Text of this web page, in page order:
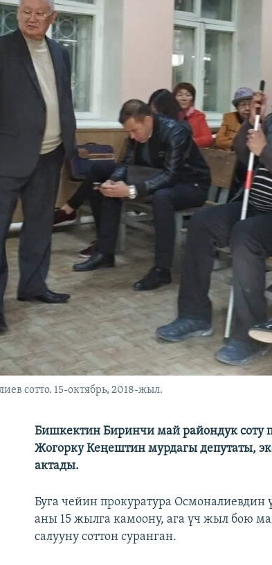
сотто. 15-октябрь, 2018-жыл.
Бишкектин Биринчи май райондук соту
Жогорку Кеңештин мурдагы депутаты,
актады.
Буга чейин прокуратура
аны 15 жылга камоону, ага үч жыл бою
салууну соттон суранган.